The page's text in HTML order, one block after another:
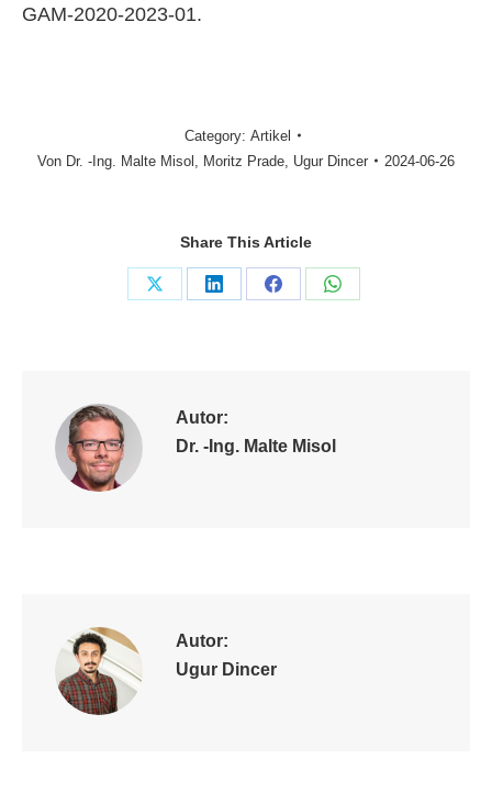
GAM-2020-2023-01.
Category: Artikel
Von Dr. -Ing. Malte Misol Moritz Prade Ugur Dincer 2024-06-26
Share This Article
Share
Share
Share
Share
Autor:
Dr. -Ing. Malte Misol
Autor:
Ugur Dincer